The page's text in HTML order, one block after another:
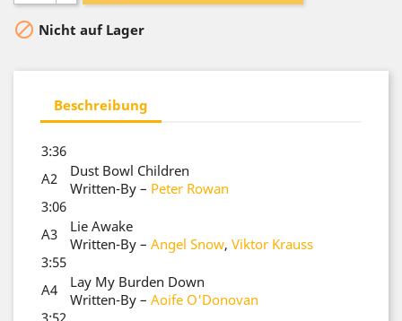
 Nicht auf Lager
Beschreibung
3:36
A2
Dust Bowl Children
Written-By – Peter Rowan
3:06
A3
Lie Awake
Written-By – Angel Snow, Viktor Krauss
3:55
A4
Lay My Burden Down
Written-By – Aoife O'Donovan
3:52